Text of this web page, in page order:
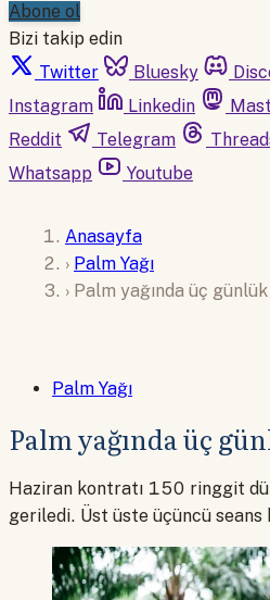
Abone ol
Bizi takip edin
Twitter
Bluesky
Instagram
Linkedin
Reddit
Telegram
Whatsapp
Youtube
Anasayfa
› Palm Yağı
› Palm yağında üç günlük
Palm Yağı
Palm yağında üç
Haziran kontratı 150 ringgit
geriledi. Üst üste üçüncü seans